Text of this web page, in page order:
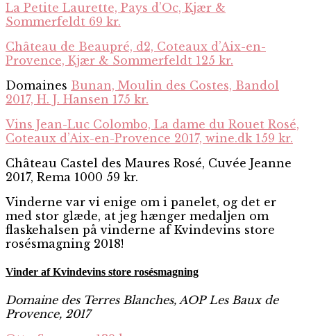
La Petite Laurette, Pays d’Oc, Kjær &
Sommerfeldt 69 kr.
Château de Beaupré, d2, Coteaux d’Aix-en-
Provence, Kjær & Sommerfeldt 125 kr.
Domaines Bunan, Moulin des Costes, Bandol
2017, H. J. Hansen 175 kr.
Vins Jean-Luc Colombo, La dame du Rouet Rosé,
Coteaux d’Aix-en-Provence 2017, wine.dk 159 kr.
Château Castel des Maures Rosé, Cuvée Jeanne
2017, Rema 1000 59 kr.
Vinderne var vi enige om i panelet, og det er
med stor glæde, at jeg hænger medaljen om
flaskehalsen på vinderne af Kvindevins store
rosésmagning 2018!
Vinder af Kvindevins store rosésmagning
Domaine des Terres Blanches, AOP Les Baux de
Provence, 2017